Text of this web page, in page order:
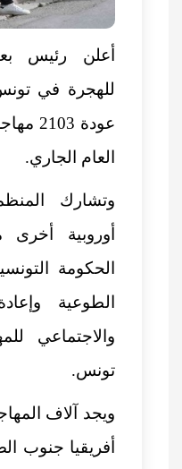
أعلن رئيس
للهجرة في
عودة
العام الجاري.
وتشارك
أوروبية أخرى
الحكومة
الطوعية
والاجتماعي
تونس.
ويجد آلاف
أفريقيا جنوب